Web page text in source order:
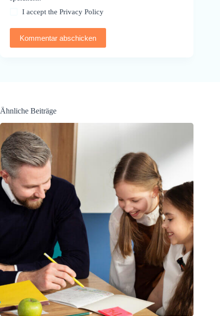
I accept thePrivacy Policy
Kommentar abschicken
Ähnliche Beiträge